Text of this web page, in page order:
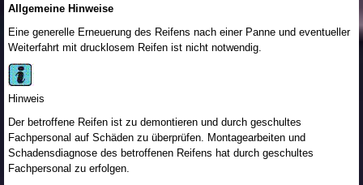
Allgemeine Hinweise
Eine generelle Erneuerung des Reifens nach einer Panne und eventueller
Weiterfahrt mit drucklosem Reifen ist nicht notwendig.
Hinweis
Der betroffene Reifen ist zu demontieren und durch geschultes
Fachpersonal auf Schäden zu überprüfen. Montagearbeiten und
Schadensdiagnose des betroffenen Reifens hat durch geschultes
Fachpersonal zu erfolgen.